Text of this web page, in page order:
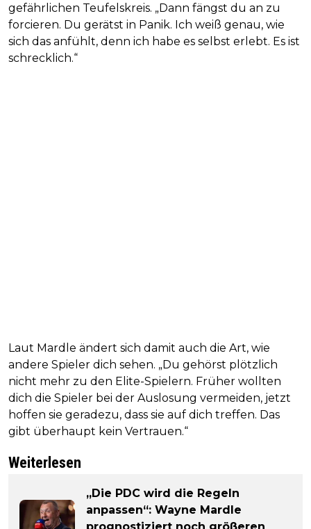
gefährlichen Teufelskreis. „Dann fängst du an zu
forcieren. Du gerätst in Panik. Ich weiß genau, wie
sich das anfühlt, denn ich habe es selbst erlebt. Es ist
schrecklich.“
Laut Mardle ändert sich damit auch die Art, wie
andere Spieler dich sehen. „Du gehörst plötzlich
nicht mehr zu den Elite-Spielern. Früher wollten
dich die Spieler bei der Auslosung vermeiden, jetzt
hoffen sie geradezu, dass sie auf dich treffen. Das
gibt überhaupt kein Vertrauen.“
Weiterlesen
„Die PDC wird die Regeln
anpassen“: Wayne Mardle
prognostiziert noch größeren